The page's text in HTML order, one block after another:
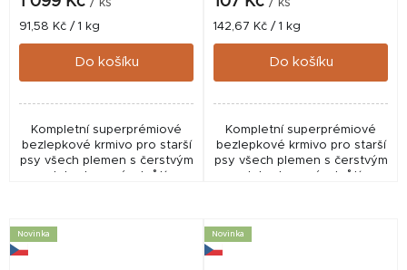
/ ks
Měrná
cena:
91,58 Kč / 1 kg
Do košíku
Kompletní superprémiové
bezlepkové krmivo pro starší
psy všech plemen s čerstvým
a dehydrovaným krůtím
/ ks
Měrná
cena:
142,67 Kč / 1 kg
Do košíku
Kompletní superprémiové
bezlepkové krmivo pro starší
psy všech plemen s čerstvým
a dehydrovaným krůtím
Novinka Novinka